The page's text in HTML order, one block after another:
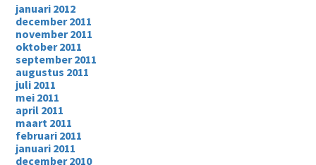
januari 2012
december 2011
november 2011
oktober 2011
september 2011
augustus 2011
juli 2011
mei 2011
april 2011
maart 2011
februari 2011
januari 2011
december 2010